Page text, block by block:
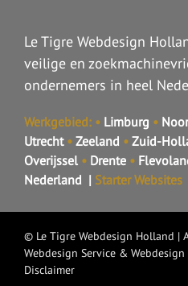
Le Tigre Webdesign
veilige en
ondernemers in heel
Werkgebied: • Limburg •
Utrecht •Zeeland •Zuid-
Overijssel •Drente •
Nederland | Starter Websites
© Le Tigre Webdesign Holland |
Webdesign Service&
Disclaimer